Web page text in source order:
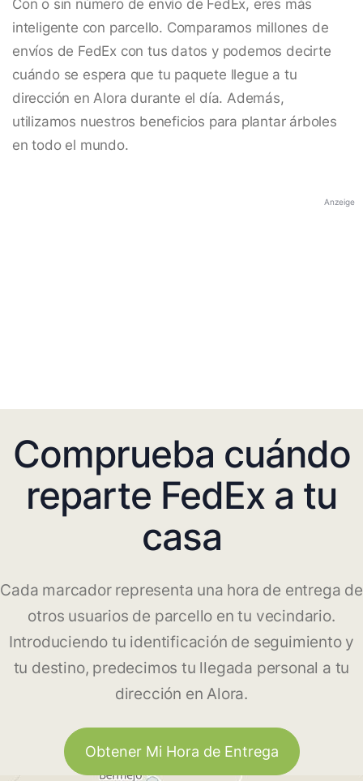
Con o sin número de envío de FedEx, eres más
inteligente con parcello. Comparamos millones de
envíos de FedEx con tus datos y podemos decirte
cuándo se espera que tu paquete llegue a tu
dirección en Alora durante el día. Además,
utilizamos nuestros beneficios para plantar árboles
en todo el mundo.
Anzeige
Comprueba cuándo
reparte FedEx a tu
casa
Cada marcador representa una hora de entrega de
otros usuarios de parcello en tu vecindario.
Introduciendo tu identificación de seguimiento y
tu destino, predecimos tu llegada personal a tu
dirección en Alora.
Obtener Mi Hora de Entrega